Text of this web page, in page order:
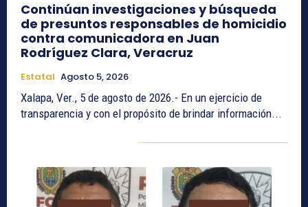
Continúan investigaciones y búsqueda
de presuntos responsables de homicidio
contra comunicadora en Juan
Rodríguez Clara, Veracruz
Estatal Agosto 5, 2026
Xalapa, Ver., 5 de agosto de 2026.- En un ejercicio de
transparencia y con el propósito de brindar información...